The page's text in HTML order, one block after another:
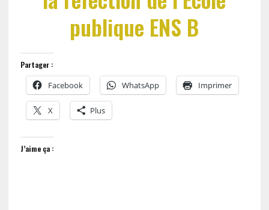
publique ENS B
Partager :
Facebook WhatsApp Imprimer
X Plus
J’aime ça :